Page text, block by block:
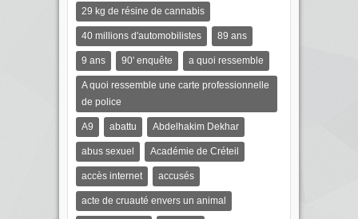
29 kg de résine de cannabis
40 millions d'automobilistes 89 ans
9 ans 90' enquête a quoi ressemble
A quoi ressemble une carte professionnelle
de police
A9 abattu Abdelhakim Dekhar
abus sexuel Académie de Créteil
accès internet accusés
acte de cruauté envers un animal